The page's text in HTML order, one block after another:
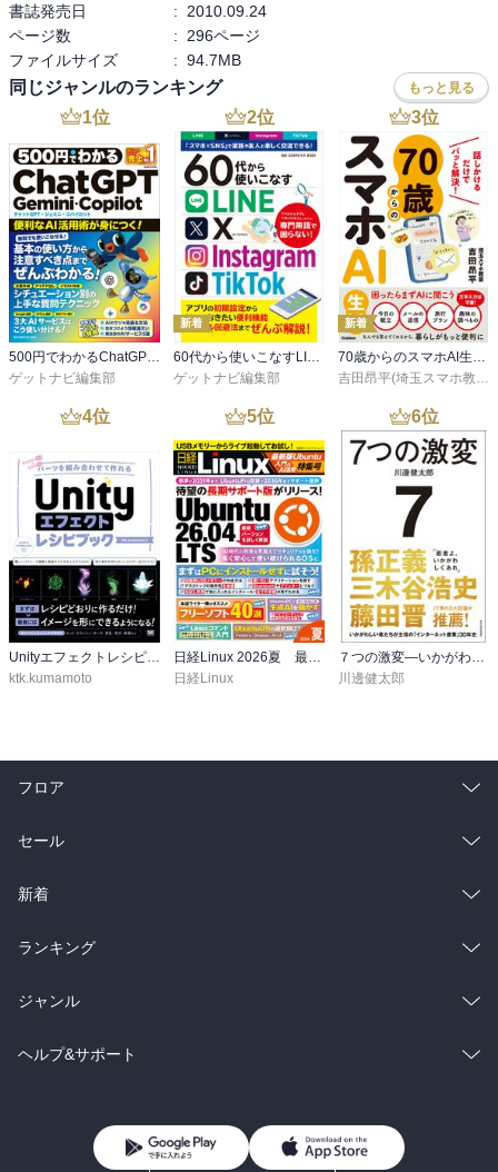
書誌発売日
:
2010.09.24
ページ数
:
296ページ
ファイルサイズ
: 94.7MB
同じジャンルのランキング もっと見る
1位
500円でわかるChatGPT・Gemini・Copilot
ゲットナビ編集部
2位
新着
60代から使いこなすLINE・X・Instagram・TikTok
ゲットナビ編集部
3位
新着
70歳からのスマホAI生活 話しかけるだけでパッと解決！
吉田昂平(埼玉スマホ教室)
4位
ktk.kumamoto
5位
日経Linux
6位
川邊健太郎
フロア
総合
ラノベ
雑誌・グラビア
BL・TL
セール
総合
ラノベ
雑誌・グラビア
BL・TL
新着
総合
ラノベ
雑誌・グラビア
ランキング
総合
ラノベ
ジャンル
コミック
ライトノベル 男子向けラノベ
ヘルプ&サポート
よくあるご質問 お問い合わせ